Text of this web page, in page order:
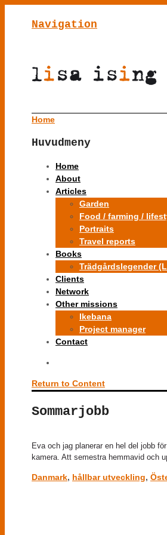
Navigation
Home
Huvudmeny
Home
About
Articles
Garden
Food / farming /
Portraits
Travel reports
Books
Trädgårdslegender
Clients
Network
Other missions
Ikebana
Project manager
Contact
Return to Content
Sommarjobb
Eva och jag planerar en hel del jobb
kamera. Att semestra hemmavid och
Danmark, hållbar utveckling,